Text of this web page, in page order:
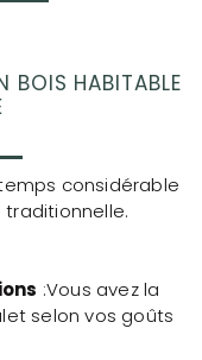
BOIS HABITABLE
considérable
:Vous avez la
selon vos goûts